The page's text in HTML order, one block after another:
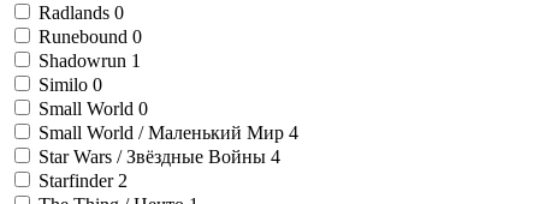
Radlands 0
Runebound 0
Shadowrun 1
Similo 0
Small World 0
Small World / Маленький Мир 4
Star Wars / Звёздные Войны 4
Starfinder 2